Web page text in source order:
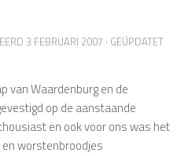
3 FEBRUARI 2007 · GEÜPDATET
van Waardenburg en de
op de aanstaande
en ook voor ons was het
worstenbroodjes